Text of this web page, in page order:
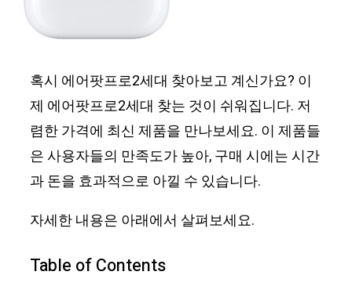
혹시 에어팟프로2세대 찾아보고 계신가요? 이
제 에어팟프로2세대 찾는 것이 쉬워집니다. 저
렴한 가격에 최신 제품을 만나보세요. 이 제품들
은 사용자들의 만족도가 높아, 구매 시에는 시간
과 돈을 효과적으로 아낄 수 있습니다.
자세한 내용은 아래에서 살펴보세요.
Table of Contents